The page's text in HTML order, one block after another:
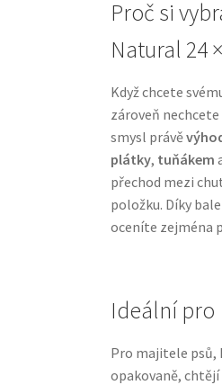
Proč si
Natural 24
Když chcete
zároveň
smysl právě
plátky, tuňákem
přechod mezi
položku. Díky
oceníte zejména
Ideální pro
Pro majitele psů,
opakovaně,